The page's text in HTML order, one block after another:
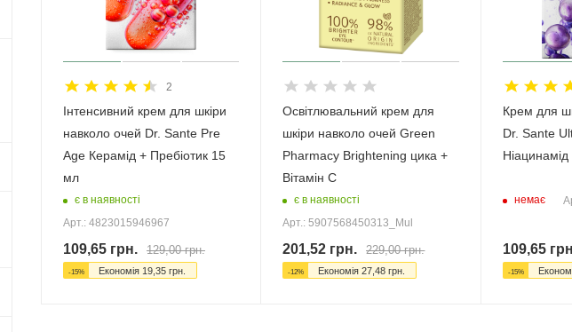
2
Інтенсивний крем для шкіри
навколо очей Dr. Sante Pre
Age Керамід + Пребіотик 15
мл
є в наявності
Арт.: 4823015946967
109,65 грн. 129,00грн.
-15% Економія 19,35 грн.
Освітлювальний крем для
шкіри навколо очей Green
Pharmacy Brightening цика +
Вітамін С
є в наявності
Арт.: 5907568450313_Mul
201,52 грн. 229,00грн.
-12% Економія27,48 грн.
Крем для
Dr. Sante
немає
109,65
-15%